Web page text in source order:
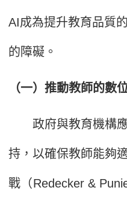
AI成為提升教育品質
的障礙。
（一）推動教師的數
政府與教育機構應
持，以確保教師能夠
戰（Redecker &